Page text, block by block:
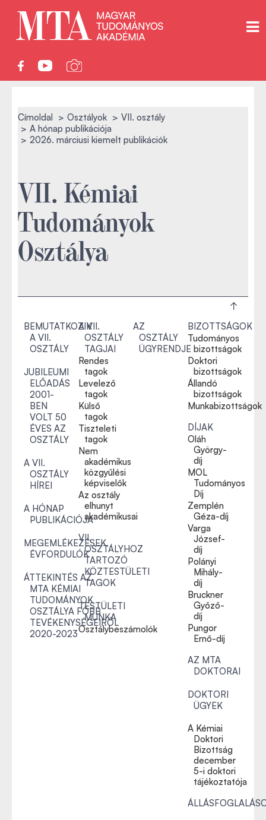
Címoldal Osztályok
VII. osztály
A hónap publikációja
2026. márciusi kiemelt publikációk
VII. Kémiai
Tudományok
Osztálya
BEMUTATKOZIK
A VII.
OSZTÁLY
JUBILEUMI
ELŐADÁS
2001-
BEN
VOLT 50
ÉVES AZ
OSZTÁLY
A VII.
OSZTÁLY
HÍREI
A HÓNAP
PUBLIKÁCIÓJA
MEGEMLÉKEZÉSEK,
ÉVFORDULÓK
ÁTTEKINTÉS AZ
MTA KÉMIAI
TUDOMÁNYOK
OSZTÁLYA FŐBB
TEVÉKENYSÉGEIRŐL
2020-2023
A VII.
OSZTÁLY
TAGJAI
Rendes
tagok
Levelező
tagok
Külső
tagok
Tiszteleti
tagok
Nem
akadémikus
közgyűlési
képviselők
Az osztály
elhunyt
akadémikusai
VII.
OSZTÁLYHOZ
TARTOZÓ
KÖZTESTÜLETI
TAGOK
TESTÜLETI
MUNKA
Osztálybeszámolók
AZ
OSZTÁLY
ÜGYRENDJE
BIZOTTSÁGOK
Tudományos
bizottságok
Doktori
bizottságok
Állandó
bizottságok
Munkabizottságok
DÍJAK
Oláh
György-
díj
MOL
Tudományos
Díj
Zemplén
Géza-díj
Varga
József-
díj
Polányi
Mihály-
díj
Bruckner
Győző-
díj
Pungor
Ernő-díj
AZ MTA
DOKTORAI
DOKTORI
ÜGYEK
A Kémiai
Doktori
Bizottság
december
5-i doktori
tájékoztatója